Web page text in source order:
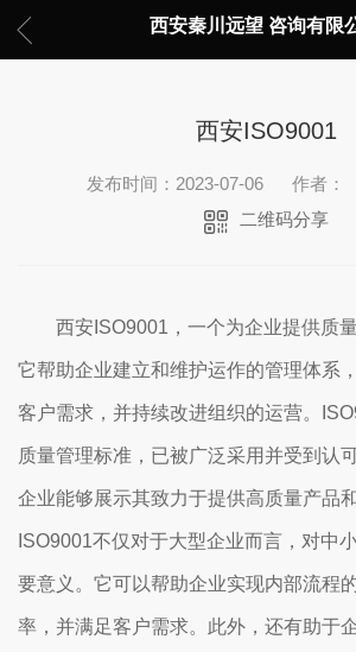
西安秦川远望 咨询有限
西安ISO9001
发布时间：2023-07-06 作者：
二维码分享
西安ISO9001，一个为企业提供质
它帮助企业建立和维护运作的管理体系
客户需求，并持续改进组织的运营。
质量管理标准，已被广泛采用并受到认
企业能够展示其致力于提供高质量产品
ISO9001不仅对于大型企业而言，对中
要意义。它可以帮助企业实现内部流程
率，并满足客户需求。此外，还有助于